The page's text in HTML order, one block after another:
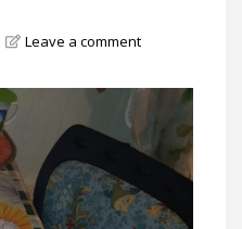
Leave a comment